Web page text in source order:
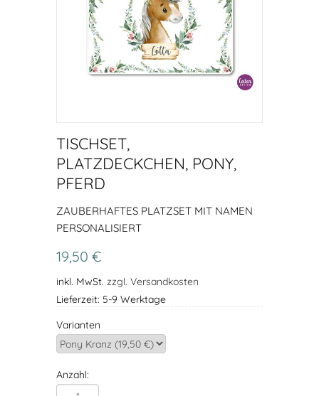
TISCHSET,
PLATZDECKCHEN, PONY,
PFERD
ZAUBERHAFTES PLATZSET MIT NAMEN
PERSONALISIERT
19,50 €
inkl. MwSt. zzgl. Versandkosten
Lieferzeit: 5-9 Werktage
Varianten
Anzahl: